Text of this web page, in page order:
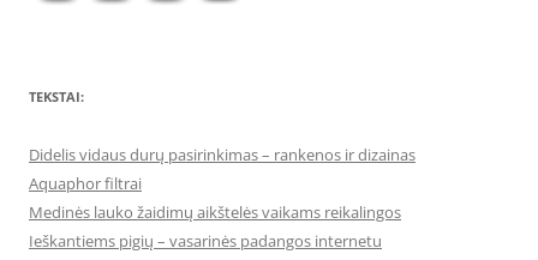
TEKSTAI:
Didelis vidaus durų pasirinkimas – rankenos ir dizainas
Aquaphor filtrai
Medinės lauko žaidimų aikštelės vaikams reikalingos
Ieškantiems pigių – vasarinės padangos internetu